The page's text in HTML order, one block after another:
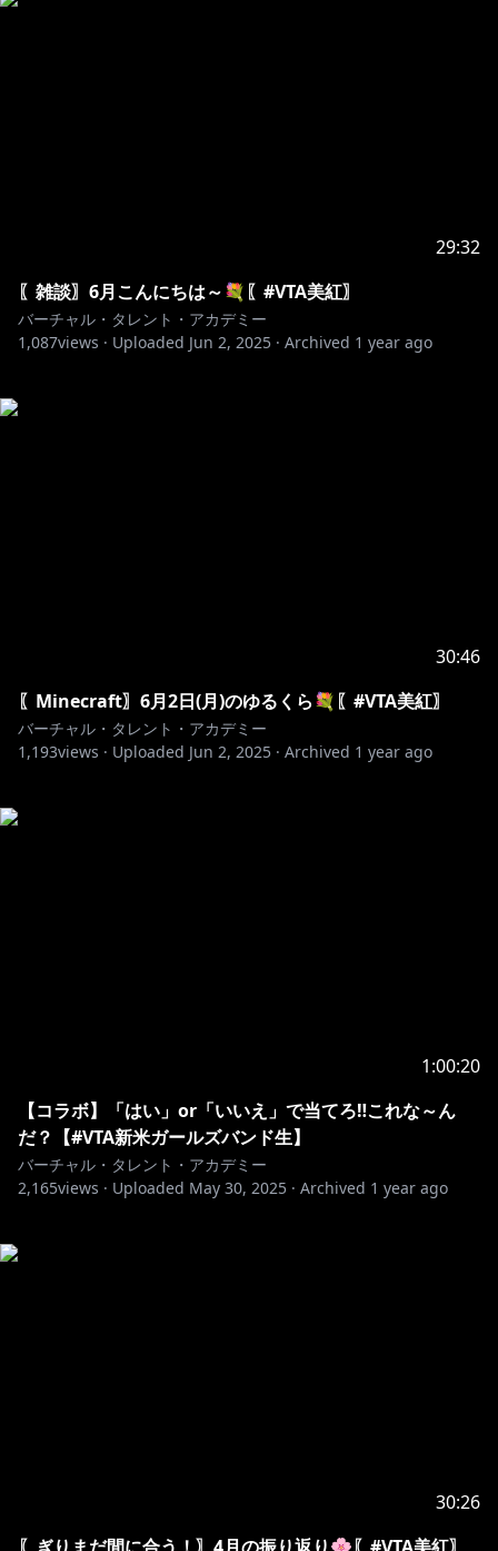
29:32
〖雑談〗6月こんにちは～💐〖#VTA美紅〗
バーチャル・タレント・アカデミー
1,087views · Uploaded Jun 2, 2025 · Archived 1 year ago
30:46
〖Minecraft〗6月2日(月)のゆるくら💐〖#VTA美紅〗
バーチャル・タレント・アカデミー
1,193views · Uploaded Jun 2, 2025 · Archived 1 year ago
1:00:20
【コラボ】「はい」or「いいえ」で当てろ‼これな～ん
だ？【#VTA新米ガールズバンド生】
バーチャル・タレント・アカデミー
2,165views · Uploaded May 30, 2025 · Archived 1 year ago
30:26